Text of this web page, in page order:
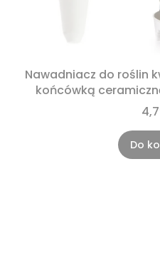
Nawadniacz do roślin
końcówką
Do